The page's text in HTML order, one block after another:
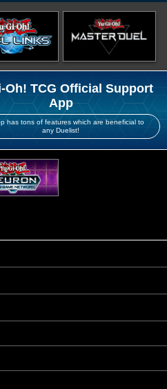
Oh! TCG Official Support
App
has tons of features which are beneficial to
any Duelist!